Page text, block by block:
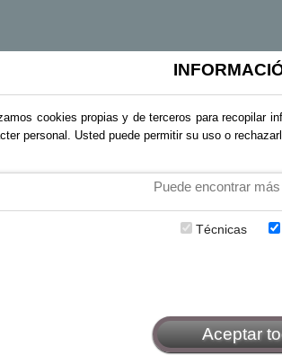
cookies propias y de terceros para recopilar
personal. Usted puede permitir su uso o
Puede encontrar
Técnicas
Aceptar